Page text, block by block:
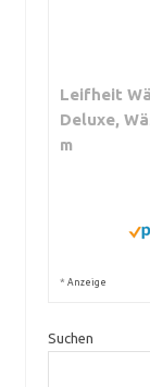
Leifheit
Deluxe,
m
* Anzeige
Suchen